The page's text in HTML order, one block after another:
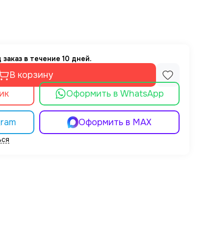
в течение 10 дней.
В корзину
Оформить в WhatsApp
Оформить в MAX